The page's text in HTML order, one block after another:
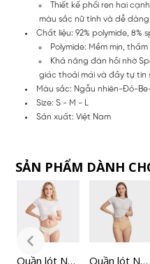
Thiết kế phối ren hai
màu sắc nữ tính và dễ
Chất liệu: 92% polymide, 8%
Polymide: Mềm mịn,
Khả năng đàn hồi nhờ
giác thoải mái và đầy tự tin
Màu sắc: Ngẫu nhiên-Đỏ-
Size: S - M - L
Sản xuất: Việt Nam
SẢN PHẨM DÀNH
Quần lót Nữ
Quần lót Nữ